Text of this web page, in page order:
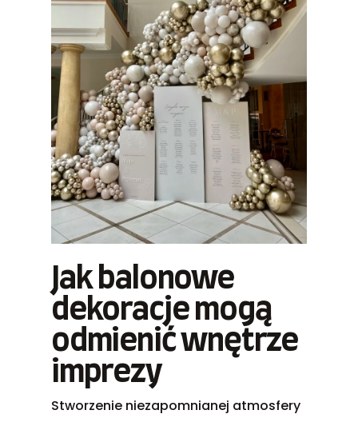
Jak balonowe
dekoracje mogą
odmienić wnętrze
imprezy
Stworzenie niezapomnianej atmosfery